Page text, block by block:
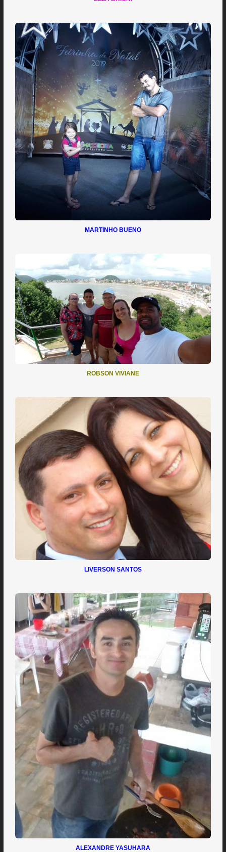
MARTINHO BUENO
ROBSON VIVIANE
LIVERSON SANTOS
ALEXANDRE YASUHARA